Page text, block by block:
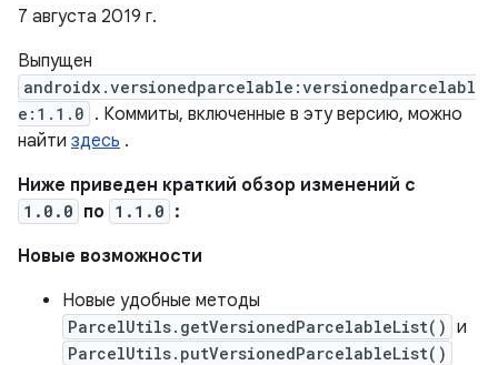
7 августа 2019 г.
Выпущен
androidx.versionedparcelable:versionedparcelabl
e:1.1.0 . Коммиты, включенные в эту версию, можно
найти здесь .
Ниже приведен краткий обзор изменений с
1.0.0 по 1.1.0 :
Новые возможности
Новые удобные методы
ParcelUtils.getVersionedParcelableList() и
ParcelUtils.putVersionedParcelableList()